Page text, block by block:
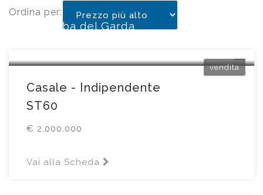
Ordina per:
vendita
Manerba del Garda
Casale - Indipendente
ST60
€ 2.000.000
Vai alla Scheda